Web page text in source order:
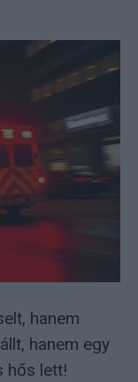
hanem
hanem egy
hős lett!